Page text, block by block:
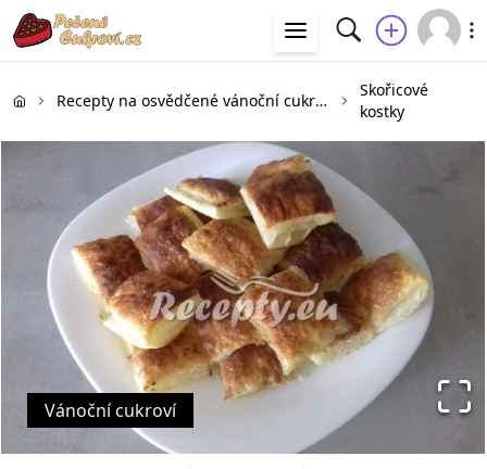
Recepty na osvědčené vánoční cukroví
Skořicové
kostky
Vánoční cukroví